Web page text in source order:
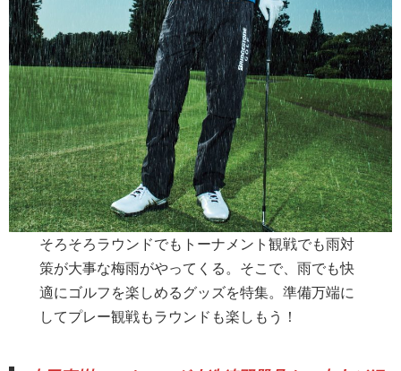
そろそろラウンドでもトーナメント観戦でも雨対
策が大事な梅雨がやってくる。そこで、雨でも快
適にゴルフを楽しめるグッズを特集。準備万端に
してプレー観戦もラウンドも楽しもう！